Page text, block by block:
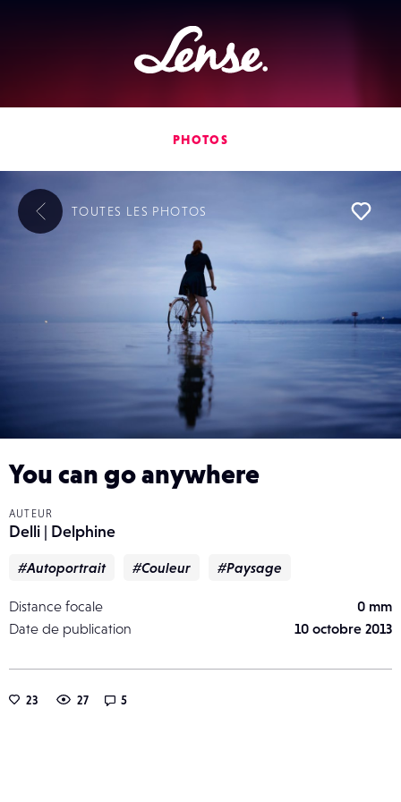
Lense
PHOTOS
You can go anywhere
AUTEUR
Delli | Delphine
#Autoportrait #Couleur #Paysage
Distance focale
0 mm
Date de publication
10 octobre 2013
23 27 5
TOUTES LES PHOTOS